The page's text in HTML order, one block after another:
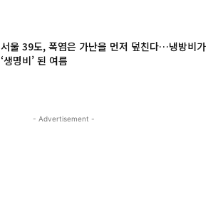
서울 39도, 폭염은 가난을 먼저 덮친다…냉방비가
‘생명비’ 된 여름
- Advertisement -